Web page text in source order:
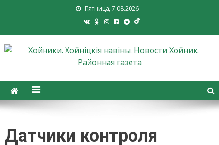
Пятница, 7.08.2026
Хойники. Хойнiцкiя навiны.
Новости Хойник. Районная
Датчики контроля